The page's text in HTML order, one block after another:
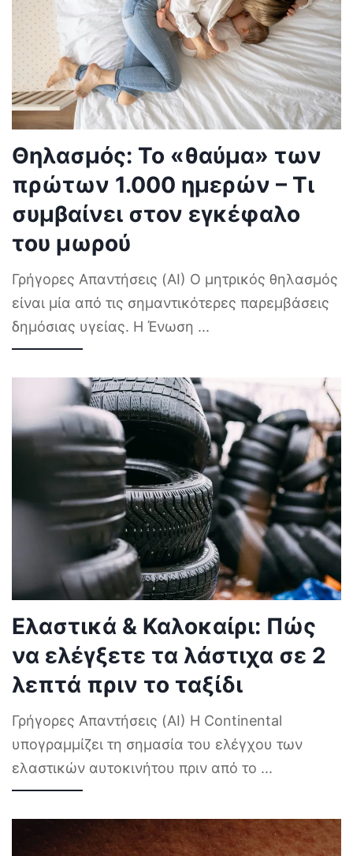
Θηλασμός: Το «θαύμα» των
πρώτων 1.000 ημερών – Τι
συμβαίνει στον εγκέφαλο
του μωρού
Γρήγορες Απαντήσεις (AI) Ο μητρικός θηλασμός
είναι μία από τις σημαντικότερες παρεμβάσεις
δημόσιας υγείας. Η Ένωση ...
Ελαστικά & Καλοκαίρι: Πώς
να ελέγξετε τα λάστιχα σε 2
λεπτά πριν το ταξίδι
Γρήγορες Απαντήσεις (AI) Η Continental
υπογραμμίζει τη σημασία του ελέγχου των
ελαστικών αυτοκινήτου πριν από το ...